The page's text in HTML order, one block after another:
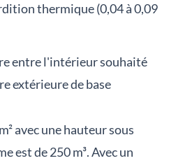
thermique (0,04 à 0,09
entre l'intérieur souhaité
extérieure de base
avec une hauteur sous
est de 250 m³. Avec un